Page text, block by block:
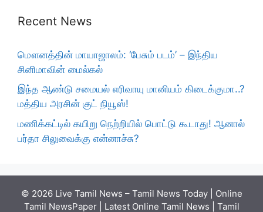
Recent News
மௌனத்தின் மாயாஜாலம்: ‘பேசும் படம்’ – இந்திய
சினிமாவின் மைல்கல்
இந்த ஆண்டு சமையல் எரிவாயு மானியம் கிடைக்குமா..?
மத்திய அரசின் குட் நியூஸ்!
மணிக்கட்டில் கயிறு நெற்றியில் பொட்டு கூடாது! ஆனால்
பர்தா சிலுவைக்கு என்னாச்சு?
© 2026 Live Tamil News – Tamil News Today | Online
Tamil NewsPaper | Latest Online Tamil News | Tamil